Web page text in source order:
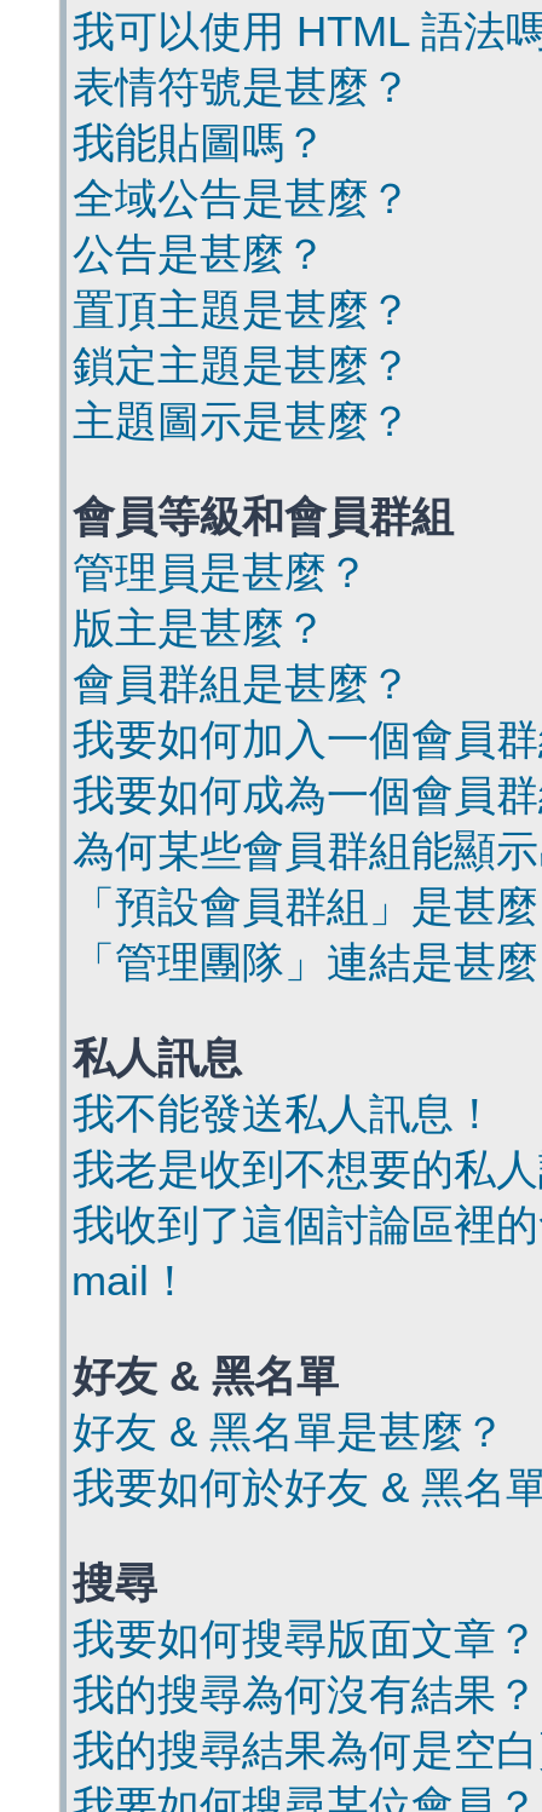
我可以使用 HTML 語法
表情符號是甚麼？
我能貼圖嗎？
全域公告是甚麼？
公告是甚麼？
置頂主題是甚麼？
鎖定主題是甚麼？
主題圖示是甚麼？
會員等級和會員群組
管理員是甚麼？
版主是甚麼？
會員群組是甚麼？
我要如何加入一個會員
我要如何成為一個會員
為何某些會員群組能顯
「預設會員群組」是甚
「管理團隊」連結是甚
私人訊息
我不能發送私人訊息！
我老是收到不想要的私
我收到了這個討論區裡
mail！
好友 & 黑名單
好友 & 黑名單是甚麼？
我要如何於好友 & 黑名
搜尋
我要如何搜尋版面文章？
我的搜尋為何沒有結果？
我的搜尋結果為何是空